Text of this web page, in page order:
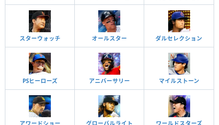
スターウォッチ オールスター ダルセレクション
PSヒーローズ アニバーサリー マイルストーン
アワードショー グローバルライト ワールドスターズ